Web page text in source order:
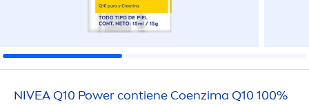
NIVEAQ10 Power contiene Coenzima Q10 100%